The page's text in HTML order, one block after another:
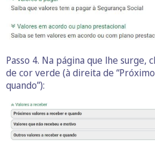
Passo 4. Na página que lhe surge,
de cor verde (à direita de
quando”):